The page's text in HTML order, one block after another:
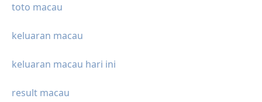
toto macau
keluaran macau
keluaran macau hari ini
result macau